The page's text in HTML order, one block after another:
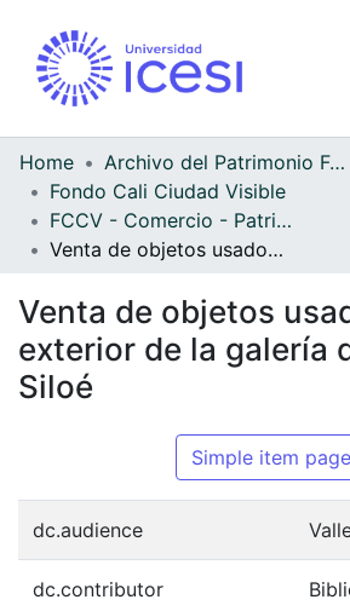
Home
Archivo del Patrimonio Fotográfico y Fílmico del Valle del Cauca
Fondo Cali Ciudad Visible
FCCV - Comercio - Patrimonial
Venta de objetos usados en el exterior de la galería del barrio Siloé
Venta de objetos
exterior de la galería
Siloé
Simple item page
dc.audience
dc.contributor